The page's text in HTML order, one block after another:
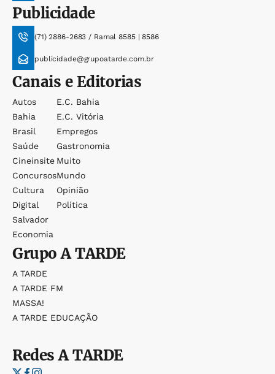
Publicidade
(71) 2886-2683 / Ramal 8585 | 8586
publicidade@grupoatarde.com.br
Canais e Editorias
Autos
Bahia
Brasil
Saúde
Cineinsite
Concursos
Cultura
Digital
Salvador
Economia
E.c. Bahia
E.c. Vitória
Empregos
Gastronomia
Muito
Mundo
Opinião
Política
GrupoA TARDE
A TARDE
A TARDE FM
MASSA!
A TARDE EDUCAÇÃO
RedesA TARDE